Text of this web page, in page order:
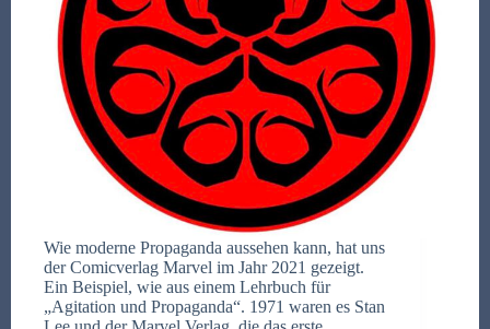
Wie moderne Propaganda aussehen kann, hat uns
der Comicverlag Marvel im Jahr 2021 gezeigt.
Ein Beispiel, wie aus einem Lehrbuch für
„Agitation und Propaganda“. 1971 waren es Stan